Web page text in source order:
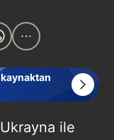
ile